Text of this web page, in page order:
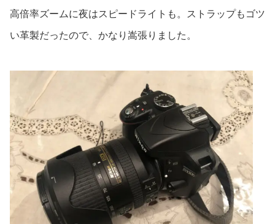
高倍率ズームに夜はスピードライトも。ストラップもゴツ
い革製だったので、かなり嵩張りました。